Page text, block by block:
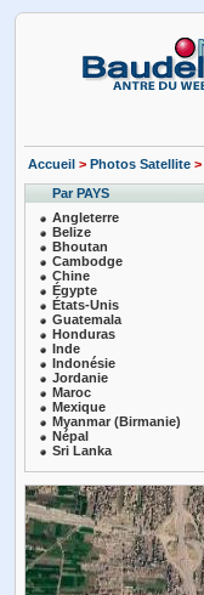
Accueil > Photos Satellite >
Par PAYS
Angleterre
Belize
Bhoutan
Cambodge
Chine
Égypte
États-Unis
Guatemala
Honduras
Inde
Indonésie
Jordanie
Maroc
Mexique
Myanmar (Birmanie)
Népal
Sri Lanka